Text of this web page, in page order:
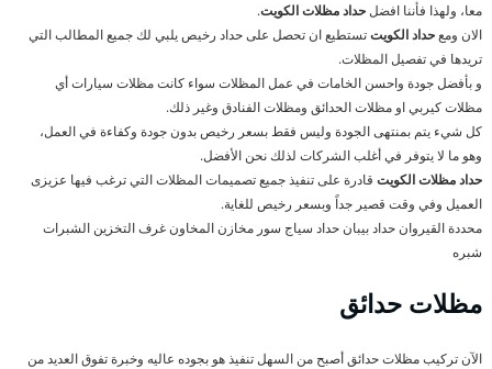
معا، ولهذا فأننا افضلحداد مظلات الكويت.
الان ومعحداد الكويتتستطيع ان تحصل على حداد رخيص يلبي لك جميع المطالب التي
تريدها في تفصيل المظلات.
و بأفضل جودة واحسن الخامات في عمل المظلات سواء كانت مظلات سيارات أي
مظلات كيربي او مظلات الحدائق ومظلات الفنادق وغير ذلك.
كل شيء يتم بمنتهى الجودة وليس فقط بسعر رخيص بدون جودة وكفاءة في العمل،
وهو ما لا يتوفر في أغلب الشركات لذلك نحن الأفضل.
حداد مظلات الكويت قادرة على تنفيذ جميع تصميمات المظلات التي ترغب فيها عزيزى
العميل وفي وقت قصير جداً وبسعر رخيص للغاية.
محددة القيروان حداد بيبان حداد سياج سور مخازن المخاون غرف التخزين الشبرات
شبره
مظلات حدائق
الآن تركيب مظلات حدائق أصبح من السهل تنفيذ هو بجوده عاليه وخبرة تفوق العديد من